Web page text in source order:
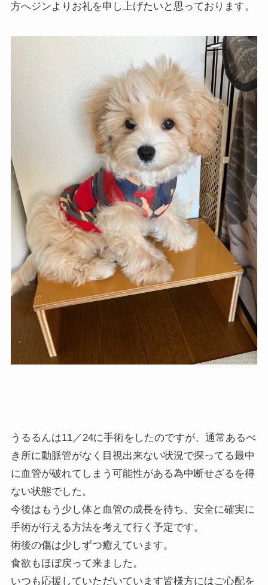
方へジンよりお礼を申し上げたいと思っております。
うるるんは11／24に手術をしたのですが、通常あるべ
き所に動脈管がなく目視出来ない状況で探ってる最中
に血管が破れてしまう可能性がある為中断せざるを得
ない状態でした。
今後はもう少し体と血管の成長を待ち、安全に確実に
手術が行える方法を考えて行く予定です。
術後の傷は少しずつ癒えています。
食欲もほぼ戻って来ました。
いつも応援していただいています皆様方にはご心配を